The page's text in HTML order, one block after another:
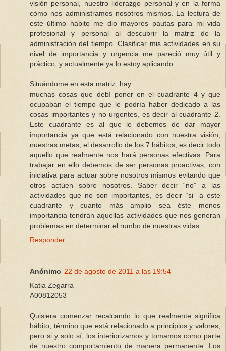
visión personal, nuestro liderazgo personal y en la forma
cómo nos administramos nosotros mismos. La lectura de
este último hábito me dio mayores pautas para mi vida
profesional y personal al descubrir la matriz de la
administración del tiempo. Clasificar mis actividades en su
nivel de importancia y urgencia me pareció muy útil y
práctico, y actualmente ya lo estoy aplicando.
Situándome en esta matriz, hay
muchas cosas que debí poner en el cuadrante 4 y que
ocupaban el tiempo que le podría haber dedicado a las
cosas importantes y no urgentes, es decir al cuadrante 2.
Este cuadrante es al que le debemos de dar mayor
importancia ya que está relacionado con nuestra visión,
nuestras metas, el desarrollo de los 7 hábitos, es decir todo
aquello que realmente nos hará personas efectivas. Para
trabajar en ello debemos de ser personas proactivas, con
iniciativa para actuar sobre nosotros mismos evitando que
otros actúen sobre nosotros. Saber decir “no” a las
actividades que no son importantes, es decir “si” a este
cuadrante y cuanto más amplio sea éste menos
importancia tendrán aquellas actividades que nos generan
problemas en determinar el rumbo de nuestras vidas.
Responder
Anónimo 22 de agosto de 2011 a las 19:54
Katia Zegarra
A00812053
Quisiera comenzar recalcando lo que realmente significa
hábito, término que está relacionado a principios y valores,
pero si y solo sí, los interiorizamos y tomamos como parte
de nuestro comportamiento de manera permanente. Los